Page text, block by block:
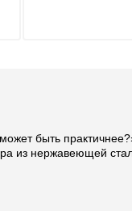
быть
из нержавеющей